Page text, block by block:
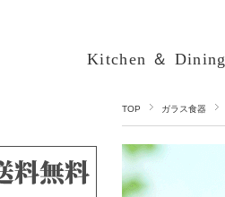
Kitchen ＆ Dining
TOP ガラス食器